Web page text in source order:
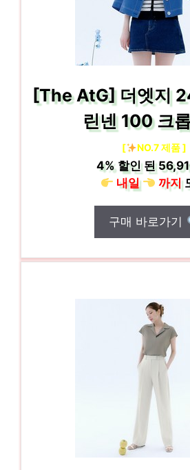
[The AtG] 더엣지
린넨 100 크
[ NO.7 제품 ]
4%할인 된
내일
까지
구매 바로가기